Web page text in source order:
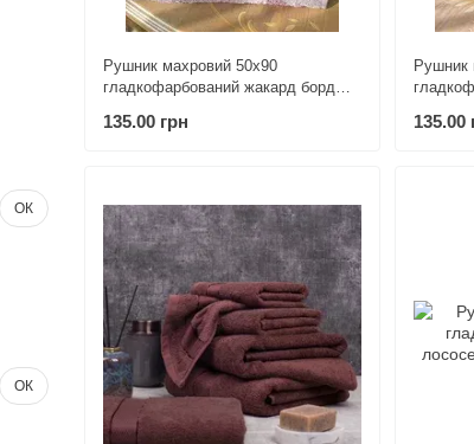
Рушник махровий 50х90
гладкофарбований жакард бордюр
135.00 грн
Рушник
135.00
ОК
ОК